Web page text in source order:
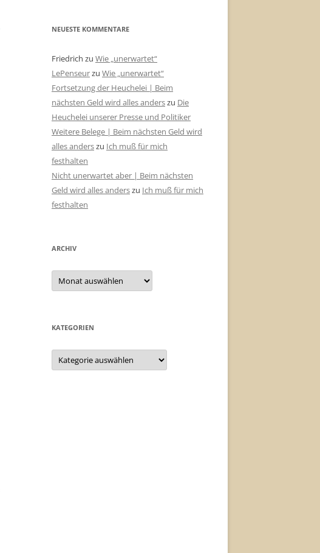
NEUESTE KOMMENTARE
Friedrich zu Wie „unerwartet“
LePenseurzu Wie „unerwartet“
Fortsetzung der Heuchelei | Beim
nächsten Geld wird alles anderszu Die
Heuchelei unserer Presse und Politiker
Weitere Belege | Beim nächsten Geld wird
alles anderszu Ich muß für mich
festhalten
Nicht unerwartet aber | Beim nächsten
Geld wird alles anderszu Ich muß für mich
festhalten
ARCHIV
Archiv
KATEGORIEN
Kategorien